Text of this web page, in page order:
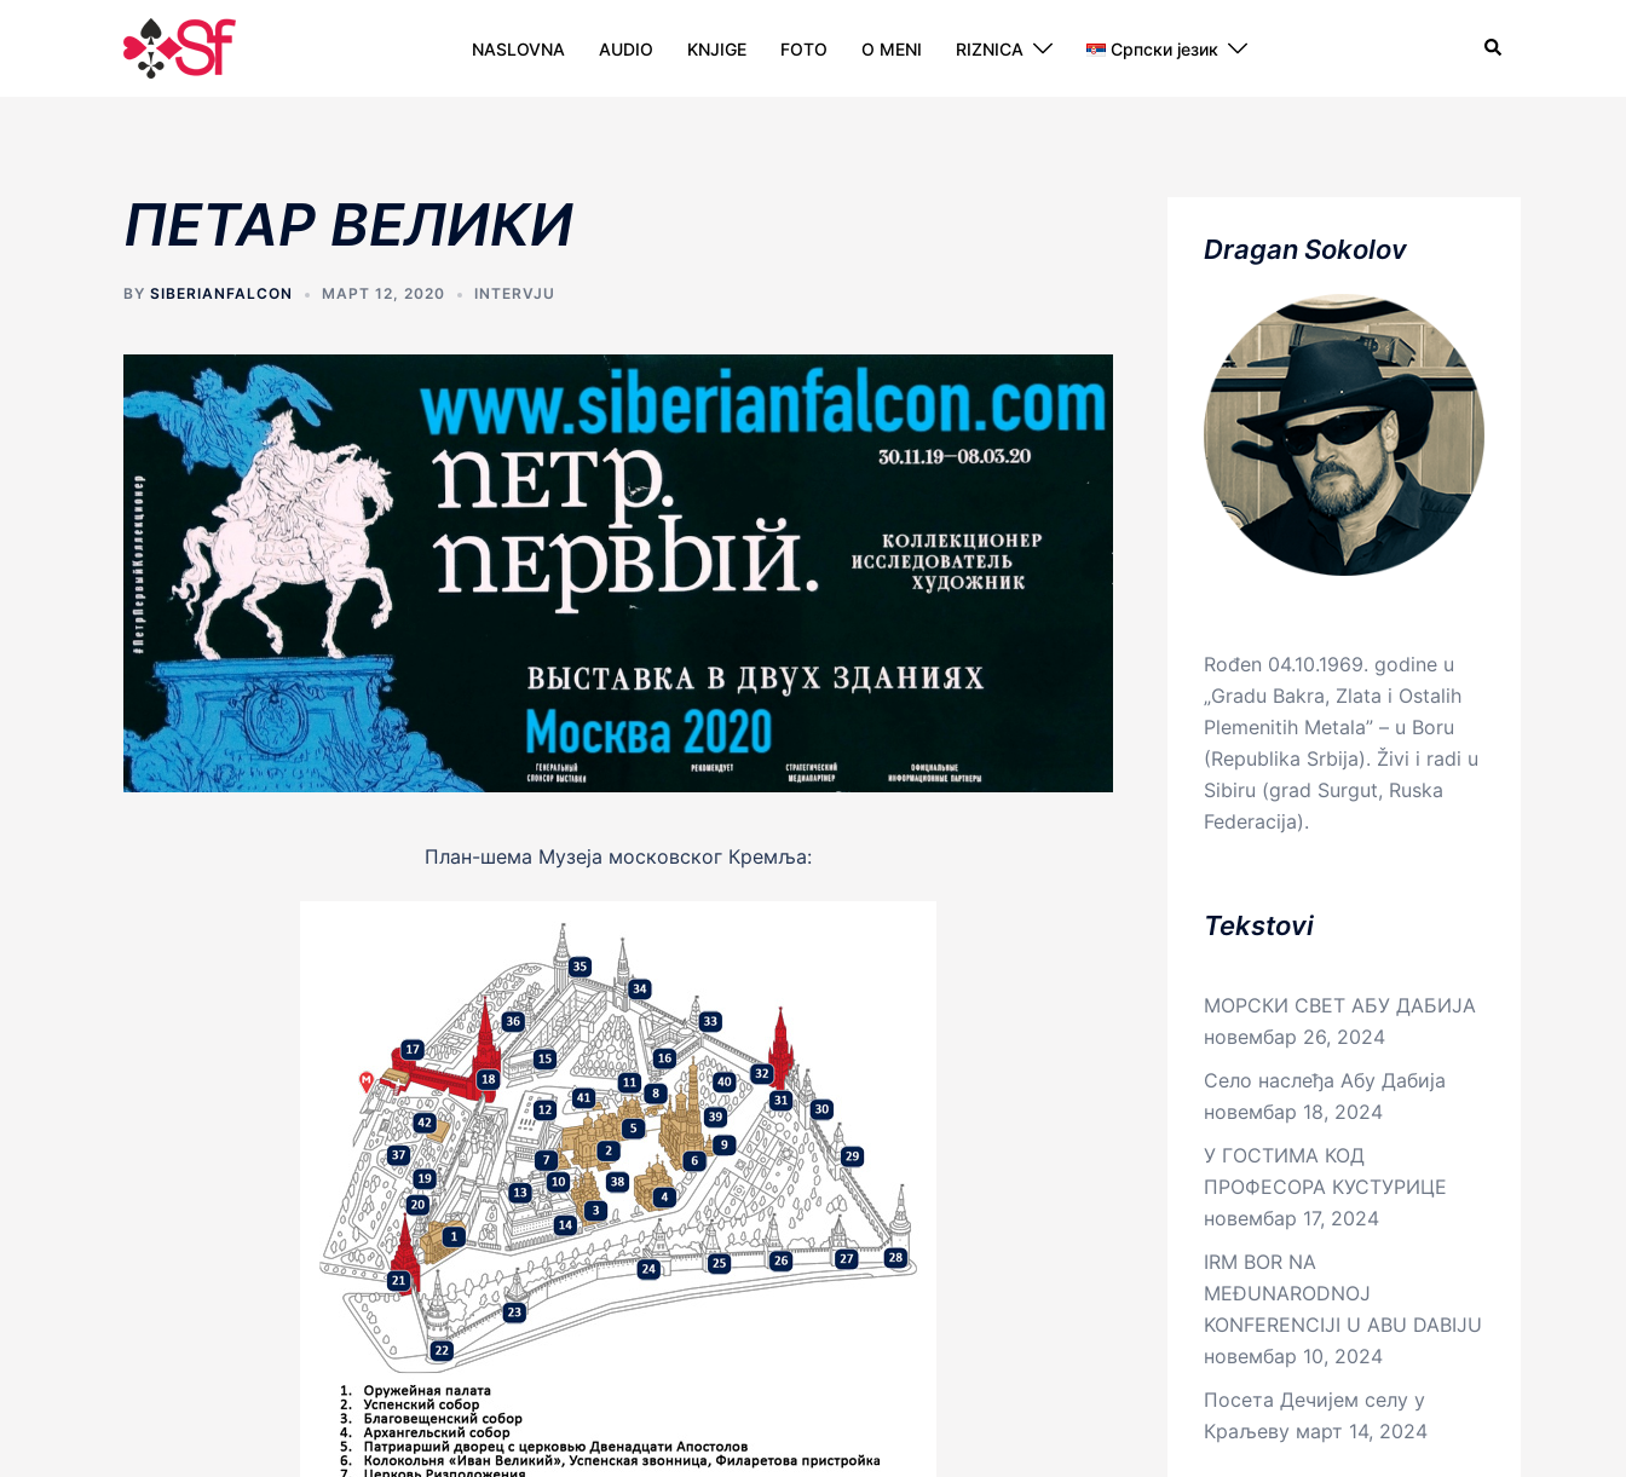
NASLOVNA AUDIO KNJIGE FOTO O MENI RIZNICA Српски језик Search
ПЕТАР ВЕЛИКИ
BY SIBERIANFALCON МАРТ 12, 2020 INTERVJU
План-шема Музеја московског Кремља:
Dragan Sokolov
Rođen 04.10.1969. godine u
„Gradu Bakra, Zlata i Ostalih
Plemenitih Metala” – u Boru
(Republika Srbija). Živi i radi u
Sibiru (grad Surgut, Ruska
Federacija).
Tekstovi
МОРСКИ СВЕТ АБУ ДАБИЈА
новембар 26, 2024
Село наслеђа Абу Дабија
новембар 18, 2024
У ГОСТИМА КОД
ПРОФЕСОРА КУСТУРИЦЕ
новембар 17, 2024
IRM BOR NA
MEĐUNARODNOJ
KONFERENCIJI U ABU DABIJU
новембар 10, 2024
Посета Дечијем селу у
Краљеву март 14, 2024